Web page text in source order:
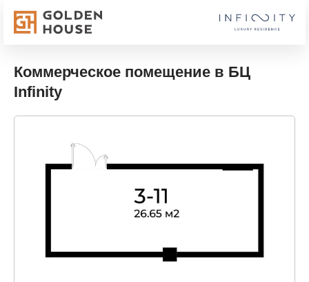
Коммерческое помещение в БЦ
Infinity